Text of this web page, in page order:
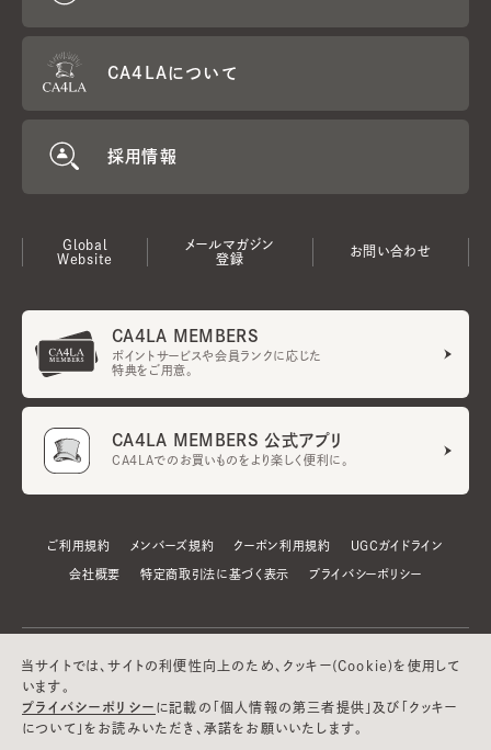
CA4LAについて
採用情報
Global
Website
メールマガジン
登録
お問い合わせ
CA4LA MEMBERS
ポイントサービスや会員ランクに応じた
特典をご用意。
CA4LA MEMBERS 公式アプリ
CA4LAでのお買いものをより楽しく便利に。
ご利用規約 メンバーズ規約 クーポン利用規約 UGCガイドライン
会社概要 特定商取引法に基づく表示 プライバシーポリシー
当サイトでは、サイトの利便性向上のため、クッキー(Cookie)を使用して
います。
プライバシーポリシー に記載の「個人情報の第三者提供」及び「クッキー
について」をお読みいただき、承諾をお願いいたします。